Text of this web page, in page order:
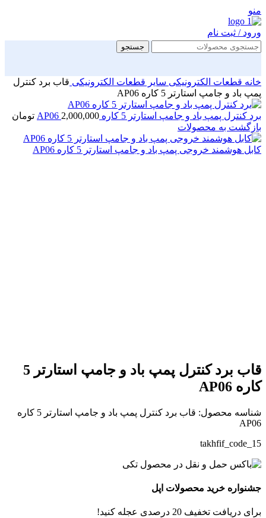
منو
ورود / ثبت نام
جستجو
خانه قطعات الکترونیکی سایر قطعات الکترونیکی قاب برد کنترل
پمپ باد و جامپ استارتر 5 کاره AP06
برد کنترل پمپ باد و جامپ استارتر 5 کاره AP06 2,000,000
تومان
بازگشت به محصولات
کابل هوشمند خروجی پمپ باد و جامپ استارتر 5 کاره AP06
قاب برد کنترل پمپ باد و جامپ استارتر 5
کاره AP06
شناسه محصول:
قاب برد کنترل پمپ باد و جامپ استارتر 5 کاره
AP06
takhfif_code_15
جشنواره خرید محصولات اپل
برای دریافت تخفیف 20 درصدی عجله کنید!